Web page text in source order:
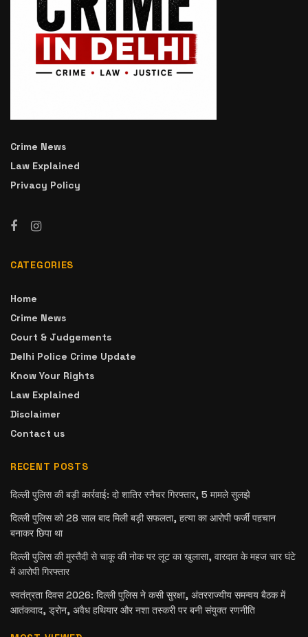
Crime News
Law Explained
Privacy Policy
CATEGORIES
Home
Crime News
Court & Judgements
Delhi Police Crime Update
Know Your Rights
Law Explained
Disclaimer
Contact us
RECENT POSTS
दिल्ली पुलिस की बड़ी कार्रवाई: दो शातिर स्नैचर गिरफ्तार, 5 मामले सुलझे
दिल्ली पुलिस को 28 साल बाद मिली बड़ी सफलता, हत्या का आरोपी फर्जी पहचान
बनाकर छिपा था
दिल्ली पुलिस की मुस्तैदी से चाकू की नोक पर लूट का खुलासा, वारदात के महज चार घंटे
में आरोपी गिरफ्तार
स्वतंत्रता दिवस 2026: दिल्ली पुलिस ने कसी सुरक्षा, अंतरराज्यीय समन्वय बैठक में
आतंकवाद, ड्रोन, अवैध हथियार और नशा तस्करी पर बनी संयुक्त रणनीति